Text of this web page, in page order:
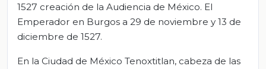
1527 creación de la Audiencia de México. El
Emperador en Burgos a 29 de noviembre y 13 de
diciembre de 1527.
En la Ciudad de México Tenoxtitlan, cabeza de las